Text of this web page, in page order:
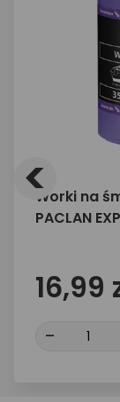
Worki na
PACLAN
16,99
-
<